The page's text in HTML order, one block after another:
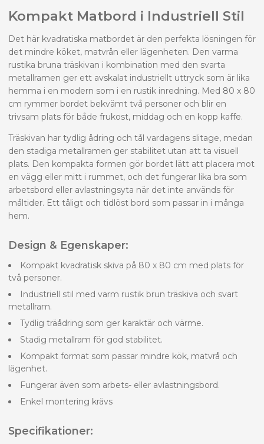
Kompakt Matbord i Industriell Stil
Det här kvadratiska matbordet är den perfekta lösningen för
det mindre köket, matvrån eller lägenheten. Den varma
rustika bruna träskivan i kombination med den svarta
metallramen ger ett avskalat industriellt uttryck som är lika
hemma i en modern som i en rustik inredning. Med 80 x 80
cm rymmer bordet bekvämt två personer och blir en
trivsam plats för både frukost, middag och en kopp kaffe.
Träskivan har tydlig ådring och tål vardagens slitage, medan
den stadiga metallramen ger stabilitet utan att ta visuell
plats. Den kompakta formen gör bordet lätt att placera mot
en vägg eller mitt i rummet, och det fungerar lika bra som
arbetsbord eller avlastningsyta när det inte används för
måltider. Ett tåligt och tidlöst bord som passar in i många
hem.
Design & Egenskaper:
Kompakt kvadratisk skiva på 80 x 80 cm med plats för
två personer.
Industriell stil med varm rustik brun träskiva och svart
metallram.
Tydlig träådring som ger karaktär och värme.
Stadig metallram för god stabilitet.
Kompakt format som passar mindre kök, matvrå och
lägenhet.
Fungerar även som arbets- eller avlastningsbord.
Enkel montering krävs
Specifikationer: